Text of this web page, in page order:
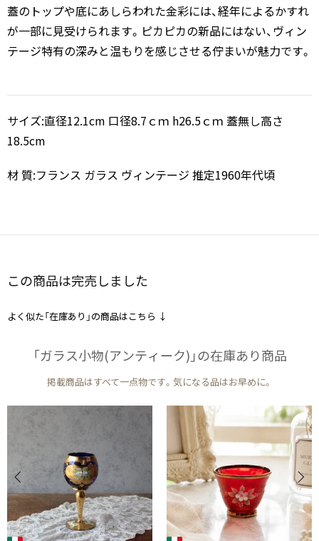
蓋のトップや底にあしらわれた金彩には、経年によるかすれ
が一部に見受けられます。ピカピカの新品にはない、ヴィン
テージ特有の深みと温もりを感じさせる佇まいが魅力です。
サイズ:直径12.1cm 口径8.7ｃｍ h26.5ｃｍ 蓋無し高さ
18.5cm
材 質:フランス ガラス ヴィンテージ 推定1960年代頃
この商品は完売しました
よく似た「在庫あり」の商品はこちら ↓
「ガラス小物(アンティーク)」の​在庫あり商品
掲載商品はすべて一点物です。気になる品はお早めに。